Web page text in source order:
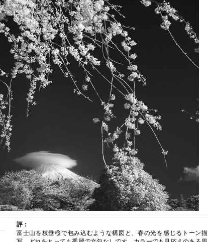
評：
富士山を枝垂桜で包み込むような構図と、春の光を感じるトーン描